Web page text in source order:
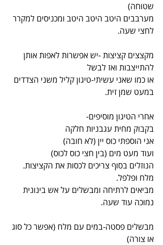
שטוחה)
מערבבים היטב היטב היטב ומכניסים למקרר
לחצי שעה.
מקצצים קציצות -יש אפשרות לאפות אותן
להתייצבות ואז לבשל
או כמו שאני עשיתי-טיגון קליל משני הצדדים
במעט שמן זית.
אחרי הטיגון מוסיפים-
בקבוק מחית עגבניות חלקה
אני הוספתי כוס יין (לא חובה)
ועוד מעט מים (בין חצי כוס לכוס)
הנוזלים בסוף צריכים לכסות את הקציצות.
מלח ופלפל.
מביאים לרתיחה ומבשלים על אש בינונית
נמוכה עוד שעה.
מבשלים פסטה-במים עם מלח (אפשר כל סוג
או צורה)